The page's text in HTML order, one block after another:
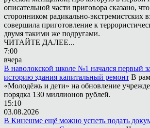
описательной части приговора сказано,
сторонником радикально-экстремистских
совершила приготовление к
двумя такими же подругами.
ЧИТАЙТЕ ДАЛЕЕ...
7:00
вчера
В наволокской школе №1 начался первый
историю здания капитальный ремонт В
«Молодёжь и дети» на обновление
порядка 130 миллионов рублей.
15:10
03.08.2026
В Кинешме ещё можно успеть подать